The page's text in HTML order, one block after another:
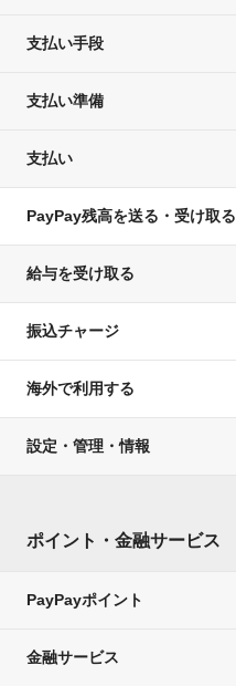
支払い手段
支払い準備
支払い
PayPay残高を送る・受け取る
給与を受け取る
振込チャージ
海外で利用する
設定・管理・情報
ポイント・金融サービス
PayPayポイント
金融サービス